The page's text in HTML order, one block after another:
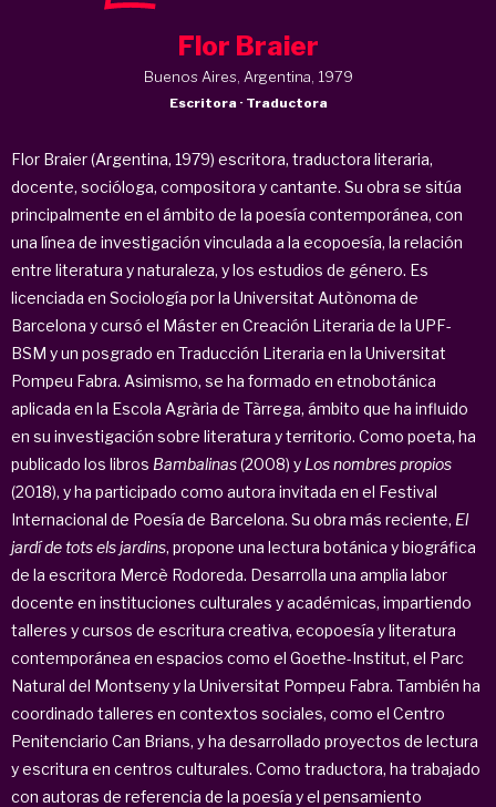
Flor Braier
Buenos Aires, Argentina, 1979
Escritora · Traductora
Flor Braier (Argentina, 1979) escritora, traductora literaria,
docente, socióloga, compositora y cantante. Su obra se sitúa
principalmente en el ámbito de la poesía contemporánea, con
una línea de investigación vinculada a la ecopoesía, la relación
entre literatura y naturaleza, y los estudios de género. Es
licenciada en Sociología por la Universitat Autònoma de
Barcelona y cursó el Máster en Creación Literaria de la UPF-
BSM y un posgrado en Traducción Literaria en la Universitat
Pompeu Fabra. Asimismo, se ha formado en etnobotánica
aplicada en la Escola Agrària de Tàrrega, ámbito que ha influido
en su investigación sobre literatura y territorio. Como poeta, ha
publicado los libros Bambalinas(2008) y Los nombres propios
(2018), y ha participado como autora invitada en el Festival
Internacional de Poesía de Barcelona. Su obra más reciente, El
jardí de tots els jardins, propone una lectura botánica y biográfica
de la escritora Mercè Rodoreda. Desarrolla una amplia labor
docente en instituciones culturales y académicas, impartiendo
talleres y cursos de escritura creativa, ecopoesía y literatura
contemporánea en espacios como el Goethe-Institut, el Parc
Natural del Montseny y la Universitat Pompeu Fabra. También ha
coordinado talleres en contextos sociales, como el Centro
Penitenciario Can Brians, y ha desarrollado proyectos de lectura
y escritura en centros culturales. Como traductora, ha trabajado
con autoras de referencia de la poesía y el pensamiento